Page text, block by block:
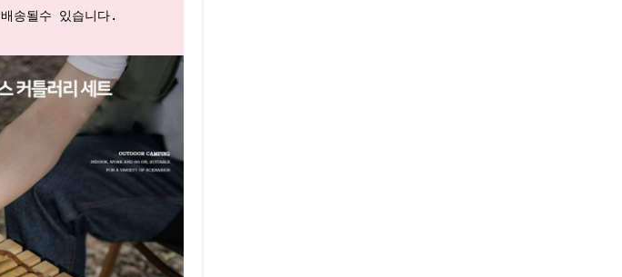
송될수 있습니다.